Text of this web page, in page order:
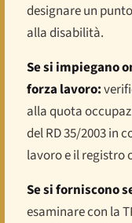
designare un
alla disabilità.
Se si impiegano
forza lavoro:
alla quota
del RD 35/2003 in
lavoro e il registro
Se si forniscono
esaminare con la